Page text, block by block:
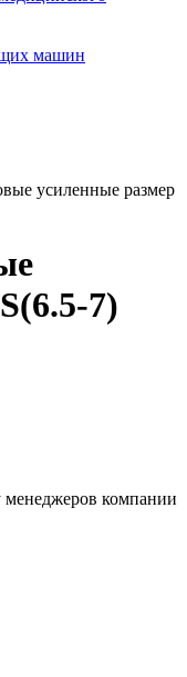
машин
усиленные размер
7)
менеджеров компании